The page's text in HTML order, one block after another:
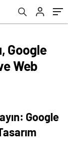
Google
Web
Google